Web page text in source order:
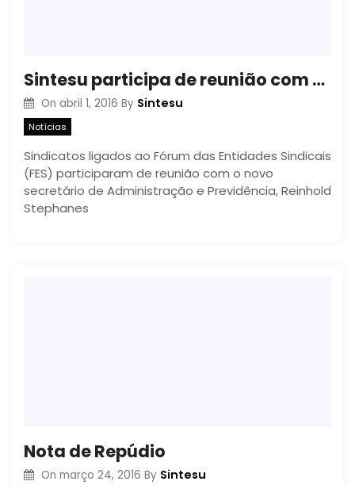
Sintesu participa de reunião com o novo secretário da Administração
On abril 1, 2016 By Sintesu
Notícias
Sindicatos ligados ao Fórum das Entidades Sindicais
(FES) participaram de reunião com o novo
secretário de Administração e Previdência, Reinhold
Stephanes
Nota de Repúdio
On março 24, 2016 By Sintesu